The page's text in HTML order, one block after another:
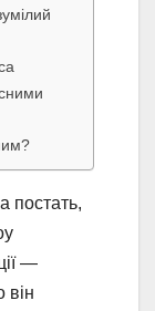
постать,
—
він